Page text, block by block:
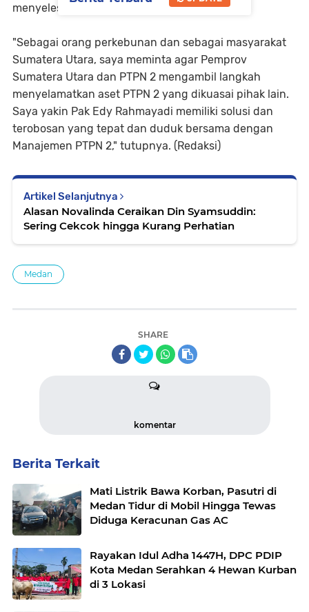
menyelesaikan permasalahan ini.
"Sebagai orang perkebunan dan sebagai masyarakat
Sumatera Utara, saya meminta agar Pemprov
Sumatera Utara dan PTPN 2 mengambil langkah
menyelamatkan aset PTPN 2 yang dikuasai pihak lain.
Saya yakin Pak Edy Rahmayadi memiliki solusi dan
terobosan yang tepat dan duduk bersama dengan
Manajemen PTPN 2," tutupnya. (Redaksi)
Artikel Selanjutnya
Alasan Novalinda Ceraikan Din Syamsuddin:
Sering Cekcok hingga Kurang Perhatian
Medan
SHARE
komentar
Berita Terkait
Mati Listrik Bawa Korban, Pasutri di
Medan Tidur di Mobil Hingga Tewas
Diduga Keracunan Gas AC
Rayakan Idul Adha 1447H, DPC PDIP
Kota Medan Serahkan 4 Hewan Kurban
di 3 Lokasi